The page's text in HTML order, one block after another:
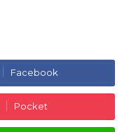
Facebook
Pocket